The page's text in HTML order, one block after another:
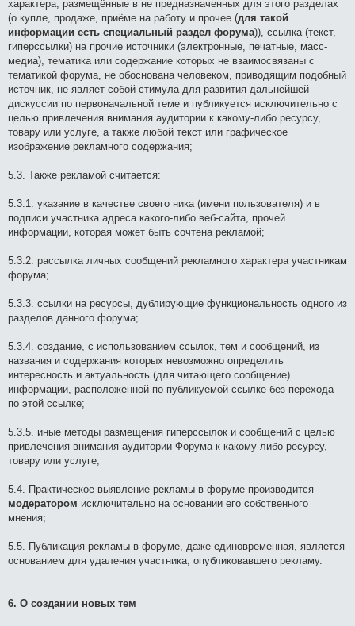
характера, размещённые в не предназначенных для этого разделах
(о купле, продаже, приёме на работу и прочее (для такой
информации есть специальный раздел форума)), ссылка (текст,
гиперссылки) на прочие источники (электронные, печатные, масс-
медиа), тематика или содержание которых не взаимосвязаны с
тематикой форума, не обоснована человеком, приводящим подобный
источник, не являет собой стимула для развития дальнейшей
дискуссии по первоначальной теме и публикуется исключительно с
целью привлечения внимания аудитории к какому-либо ресурсу,
товару или услуге, а также любой текст или графическое
изображение рекламного содержания;
5.3. Также рекламой считается:
5.3.1. указание в качестве своего ника (имени пользователя) и в
подписи участника адреса какого-либо веб-сайта, прочей
информации, которая может быть сочтена рекламой;
5.3.2. рассылка личных сообщений рекламного характера участникам
форума;
5.3.3. ссылки на ресурсы, дублирующие функциональность одного из
разделов данного форума;
5.3.4. создание, с использованием ссылок, тем и сообщений, из
названия и содержания которых невозможно определить
интересность и актуальность (для читающего сообщение)
информации, расположенной по публикуемой ссылке без перехода
по этой ссылке;
5.3.5. иные методы размещения гиперссылок и сообщений с целью
привлечения внимания аудитории Форума к какому-либо ресурсу,
товару или услуге;
5.4. Практическое выявление рекламы в форуме производится
модератором исключительно на основании его собственного
мнения;
5.5. Публикация рекламы в форуме, даже единовременная, является
основанием для удаления участника, опубликовавшего рекламу.
6. О создании новых тем